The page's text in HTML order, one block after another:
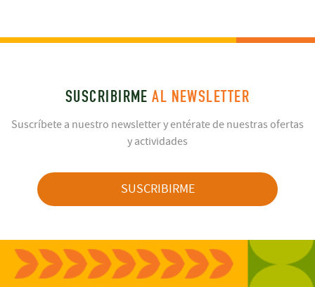
SUSCRIBIRMEAL NEWSLETTER
Suscríbete a nuestro newsletter y entérate de nuestras ofertas
y actividades
SUSCRIBIRME